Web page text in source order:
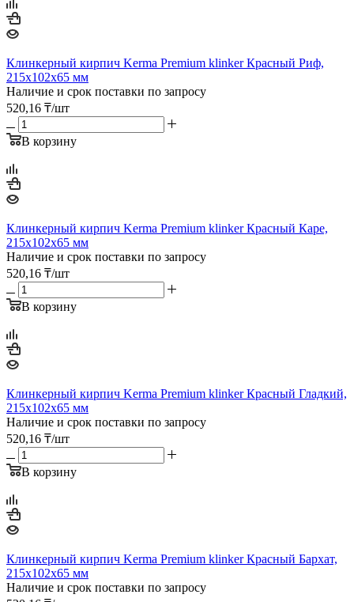
Клинкерный кирпич Kerma Premium klinker Красный Риф,
215х102х65 мм
Наличие и срок поставки по запросу
520,16 ₸/шт
В корзину
Клинкерный кирпич Kerma Premium klinker Красный Каре,
215х102х65 мм
Наличие и срок поставки по запросу
520,16 ₸/шт
В корзину
Клинкерный кирпич Kerma Premium klinker Красный Гладкий,
215х102х65 мм
Наличие и срок поставки по запросу
520,16 ₸/шт
В корзину
Клинкерный кирпич Kerma Premium klinker Красный Бархат,
215х102х65 мм
Наличие и срок поставки по запросу